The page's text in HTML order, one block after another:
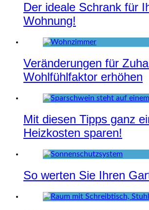
Der ideale Schrank für
Wohnung!
Veränderungen für
Wohlfühlfaktor erhöhen
Mit diesen Tipps ganz
Heizkosten sparen!
So werten Sie Ihren